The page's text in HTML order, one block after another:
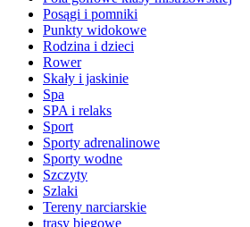
Posągi i pomniki
Punkty widokowe
Rodzina i dzieci
Rower
Skały i jaskinie
Spa
SPA i relaks
Sport
Sporty adrenalinowe
Sporty wodne
Szczyty
Szlaki
Tereny narciarskie
trasy biegowe